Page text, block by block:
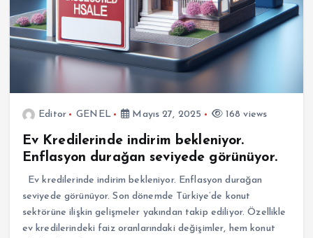
Editor GENEL Mayıs 27, 2025 168 views
Ev Kredilerinde indirim bekleniyor.
Enflasyon durağan seviyede görünüyor.
Ev kredilerinde indirim bekleniyor. Enflasyon durağan
seviyede görünüyor. Son dönemde Türkiye’de konut
sektörüne ilişkin gelişmeler yakından takip ediliyor. Özellikle
ev kredilerindeki faiz oranlarındaki değişimler, hem konut